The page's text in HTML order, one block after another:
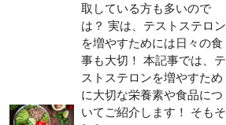
取している方も多いので
は？ 実は、テストステロン
を増やすためには日々の食
事も大切！ 本記事では、テ
ストステロンを増やすため
に大切な栄養素や食品につ
いてご紹介します！ そもそ